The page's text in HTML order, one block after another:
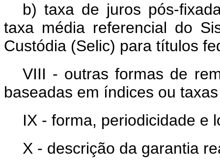
b) taxa de juros pós-
taxa média referencial do
Custódia (Selic) para títulos
VIII - outras formas de
baseadas em índices ou
IX - forma, periodicidade e
X - descrição da garantia